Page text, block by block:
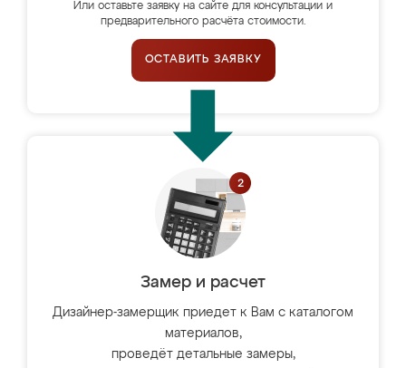
Или оставьте заявку на сайте для консультации и
предварительного расчёта стоимости.
ОСТАВИТЬ ЗАЯВКУ
Замер и расчет
Дизайнер-замерщик приедет к Вам с каталогом
материалов,
проведёт детальные замеры,